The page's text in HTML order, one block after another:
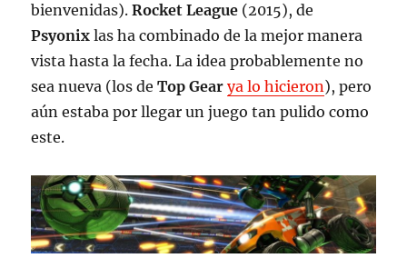
bienvenidas).Rocket League (2015), de
Psyonix las ha combinado de la mejor manera
vista hasta la fecha. La idea probablemente no
sea nueva (los deTop Gear ya lo hicieron), pero
aún estaba por llegar un juego tan pulido como
este.